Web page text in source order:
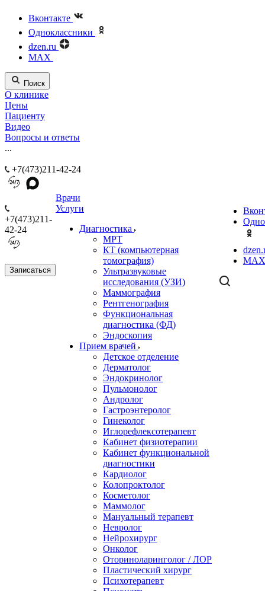
Вконтакте
Одноклассники
dzen.ru
MAX
Поиск
О клинике
Цены
Пациенту
Видео
Вопросы и ответы
...
+7(473)211-42-24
+7(473)211-
42-24
Записаться
Врачи
Услуги
Диагностика
МРТ
КТ (компьютерная
томография)
Ультразвуковые
исследования (УЗИ)
Маммография
Рентгенография
Функциональная
диагностика (ФД)
Эндоскопия
Прием врачей
Детское отделение
Дерматолог
Эндокринолог
Пульмонолог
Андролог
Гастроэнтеролог
Гинеколог
Иглорефлексотерапевт
Кабинет физиотерапии
Кабинет функциональной
диагностики
Кардиолог
Колопроктолог
Косметолог
Маммолог
Мануальный терапевт
Невролог
Нейрохирург
Онколог
Оториноларинголог / ЛОР
Пластический хирург
Психотерапевт